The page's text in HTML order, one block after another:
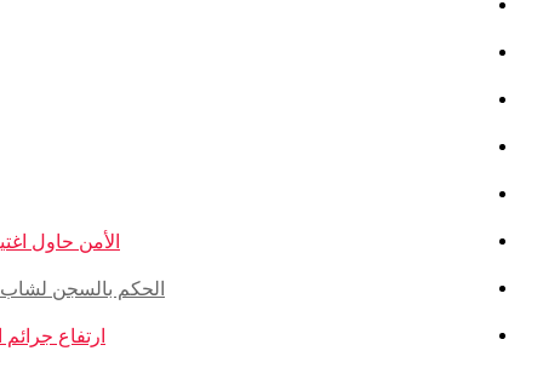
الأمن حاول
الحكم بالسجن لشاب ذو
ارتفاع جرائم الكراهية